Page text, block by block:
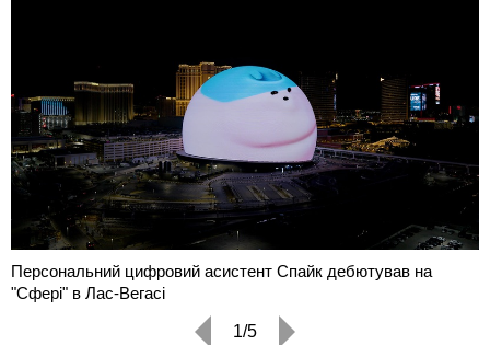
Персональний цифровий асистент Спайк дебютував на
"Сфері" в Лас-Вегасі
1/5